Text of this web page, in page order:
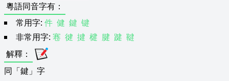
粵語同音字有 ：
常用字: 件 健 鍵 键
非常用字: 寋 徤 揵 楗 腱 踺 鞬
解釋 ：
同「鍵」字